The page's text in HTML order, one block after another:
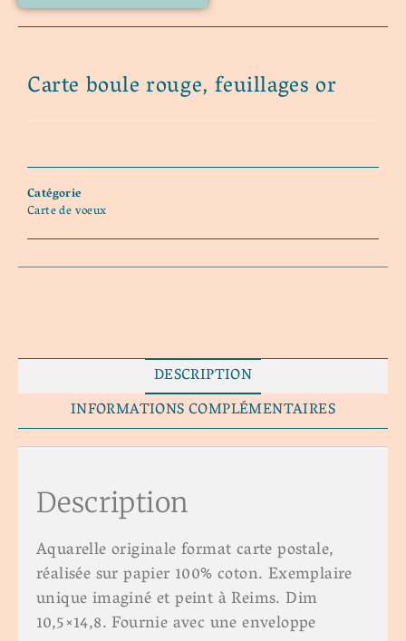
Carte boule rouge, feuillages or
Catégorie
Carte de voeux
DESCRIPTION
INFORMATIONS COMPLÉMENTAIRES
Description
Aquarelle originale format carte postale,
réalisée sur papier 100% coton. Exemplaire
unique imaginé et peint à Reims. Dim
10,5×14,8. Fournie avec une enveloppe